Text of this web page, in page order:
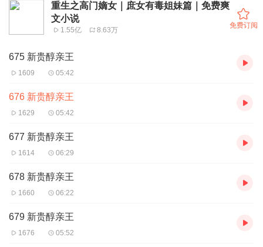
重生之高门嫡女｜庶女有毒姐妹篇｜免费爽
文小说
1.55亿 8.63万
免费订阅
675 新贵醇亲王
1609 05:42
676 新贵醇亲王
1629 05:42
677 新贵醇亲王
1614 06:29
678 新贵醇亲王
1660 06:22
679 新贵醇亲王
1676 05:52